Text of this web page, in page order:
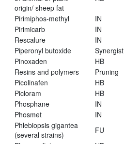
origin/ sheep fat
Pirimiphos-methyl IN
Pirimicarb
IN
Rescalure
IN
Piperonyl butoxide
Synergist
Pinoxaden
HB
Resins and polymers
Pruning
Picolinafen
HB
Picloram
HB
Phosphane
IN
Phosmet
IN
Phlebiopsis gigantea
(several strains)
FU